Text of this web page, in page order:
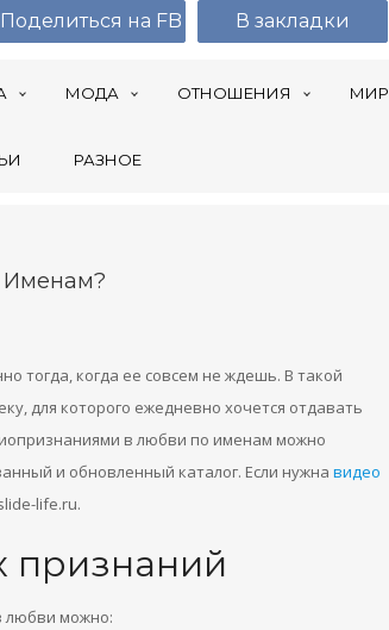
МОДА ОТНОШЕНИЯ МИР
РАЗНОЕ
Именам?
тогда, когда ее совсем не ждешь. В такой
для которого ежедневно хочется отдавать
в любви по именам можно
и обновленный каталог. Если нужна видео
life.ru.
признаний
любви можно:
Поделиться на FB В закладки